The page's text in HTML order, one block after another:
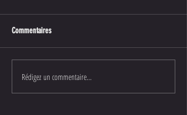
Commentaires
Rédigez un commentaire...